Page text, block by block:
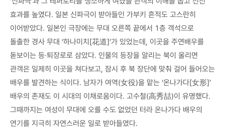
효과를 높였다. 일본 신파극이 받아들인 가부키 흔적도 고스란히
이어받았다. 일본인 극장에는 무대 오른쪽 끝에서 1층 객석으로
돌출한 경사 무대 ‘하나미치[花道]’가 있었는데, 이곳을 주연배우를
돋보이는 등·퇴장로로 삼았다. 인물의 등장을 알리는 북이 울리면
관객은 일제히 이곳을 쳐다보고, 잠시 후 북 장단에 맞춰 걸어 들어오는
배우를 발견하는 식이다. 남자가 여역(女役)을 맡는 ‘온나가다[女形]’
배우의 존재도 이 시대의 이채로움이다. 고수철(高秀喆)이 유명했다.
그때까지는 여성이 무대에 오를 수도 없었던 터라 온나가다 배우의
연기를 지극히 자연스러운 일로 받아들였다.